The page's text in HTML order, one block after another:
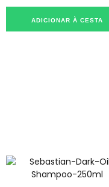
ADICIONAR À CESTA